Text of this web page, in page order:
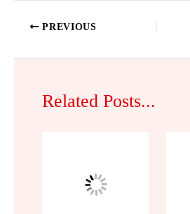
PREVIOUS
Related Posts...